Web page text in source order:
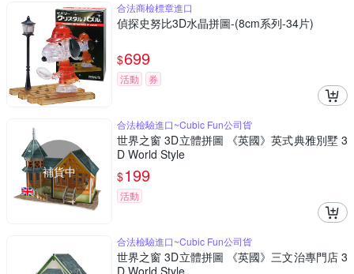
合法商檢標章進口
偵探史努比3D水晶拼圖-(8cm系列-34片)
$699
活動 券
補貨中
合法檢驗進口~Cubic Fun公司貨
世界之窗 3D立體拼圖 《英國》英式典雅別墅 3
D World Style
$199
活動
合法檢驗進口~Cubic Fun公司貨
世界之窗 3D立體拼圖 《英國》三文治專門店 3